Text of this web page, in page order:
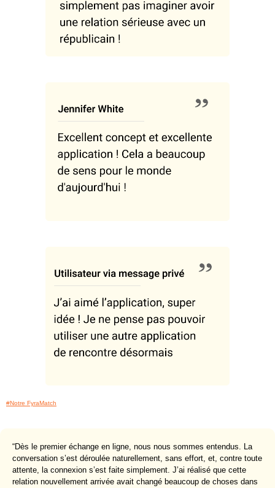
#Notre FyraMatch
“Dès le premier échange en ligne, nous nous sommes entendus. La
conversation s’est déroulée naturellement, sans effort, et, contre toute
attente, la connexion s’est faite simplement. J’ai réalisé que cette
relation nouvellement arrivée avait changé beaucoup de choses dans